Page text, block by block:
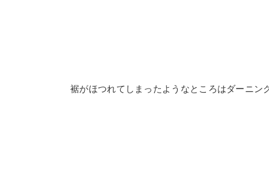
裾がほつれてしまったようなところはダーニン